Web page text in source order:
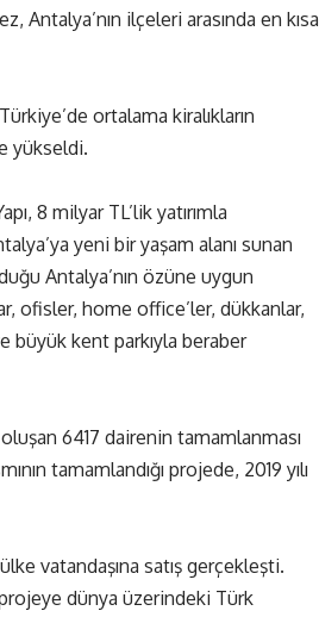
Antalya’nın ilçeleri arasında en kısa
ortalama kiralıkların
yükseldi.
8 milyar TL’lik yatırımla
yeni bir yaşam alanı sunan
Antalya’nın özüne uygun
ofisler, home office’ler, dükkanlar,
büyük kent parkıyla beraber
6417 dairenin tamamlanması
tamamlandığı projede, 2019 yılı
vatandaşına satış gerçekleşti.
dünya üzerindeki Türk